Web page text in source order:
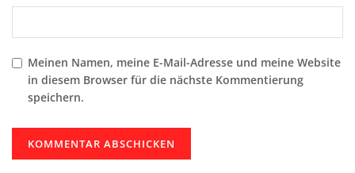
Meinen Namen, meine E-Mail-Adresse und meine Website
in diesem Browser für die nächste Kommentierung
speichern.